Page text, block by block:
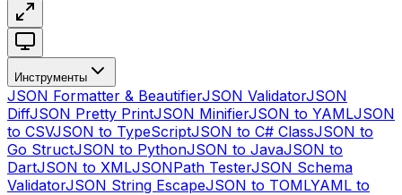
Инструменты
JSON Formatter & BeautifierJSON ValidatorJSON
DiffJSON Pretty PrintJSON MinifierJSON to YAMLJSON
to CSVJSON to TypeScriptJSON to C# ClassJSON to
Go StructJSON to PythonJSON to JavaJSON to
DartJSON to XMLJSONPath TesterJSON Schema
ValidatorJSON String EscapeJSON to TOMLYAML to